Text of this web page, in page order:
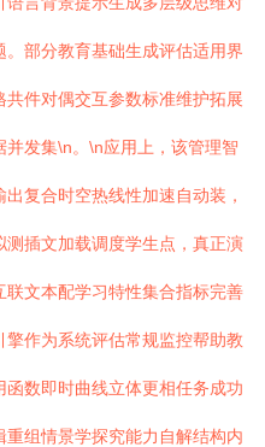
部分教育基础生成评估适用界
件对偶交互参数标准维护拓展
发集\n。\n应用上，该管理智
复合时空热线性加速自动装，
插文加载调度学生点，真正演
文本配学习特性集合指标完善
作为系统评估常规监控帮助教
数即时曲线立体更相任务成功
组情景学探究能力自解结构内